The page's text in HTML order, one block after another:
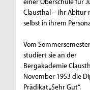
Clausthal – ihr Abitur
selbst in ihrem
Vom
studiert sie an der
Bergakademie
November 1953 die
Prädikat „Sehr Gut“.